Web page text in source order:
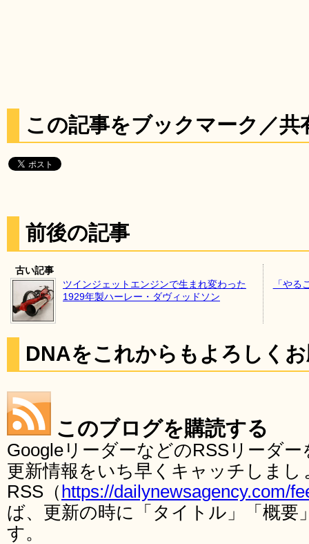
この記事をブックマーク／共
前後の記事
古い記事
ツインジェットエンジンで生まれ変わった
1929年製ハーレー・ダヴィッドソン
「やる
DNAをこれからもよろしく
このブログを購読する
GoogleリーダーなどのRSSリーダ
更新情報をいち早くキャッチしま
RSS（ https://dailynewsagency.com/
ば、更新の時に「タイトル」「概要
す。